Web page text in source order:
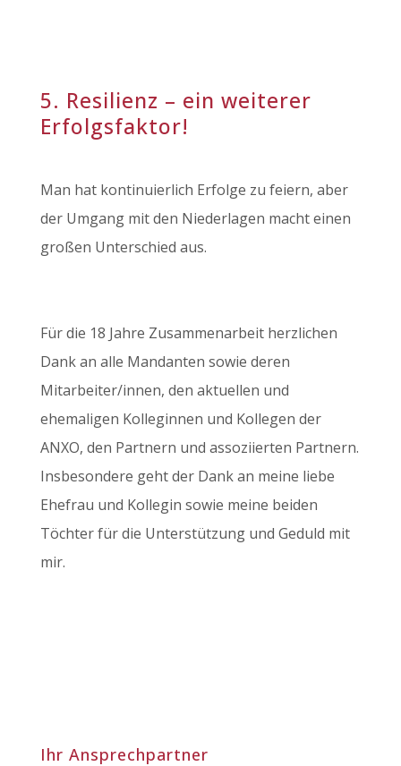
5. Resilienz – ein weiterer
Erfolgsfaktor!
Man hat kontinuierlich Erfolge zu feiern, aber
der Umgang mit den Niederlagen macht einen
großen Unterschied aus.
Für die 18 Jahre Zusammenarbeit herzlichen
Dank an alle Mandanten sowie deren
Mitarbeiter/innen, den aktuellen und
ehemaligen Kolleginnen und Kollegen der
ANXO, den Partnern und assoziierten Partnern.
Insbesondere geht der Dank an meine liebe
Ehefrau und Kollegin sowie meine beiden
Töchter für die Unterstützung und Geduld mit
mir.
Ihr Ansprechpartner